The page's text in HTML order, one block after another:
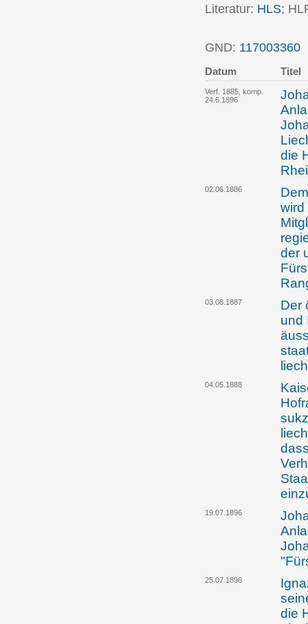
Literatur: HLS;
GND: 117003360
Datum Titel
Verf. 1885, komp.
24.6.1896
die
02.06.1886
wird
der
03.08.1887
Der
und
04.05.1888
19.07.1896
25.07.1896
die